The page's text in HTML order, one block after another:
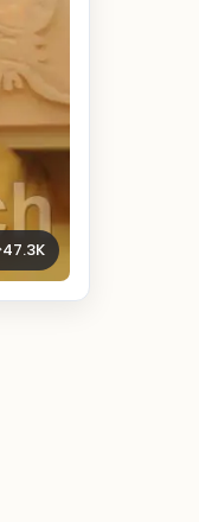
47.3K